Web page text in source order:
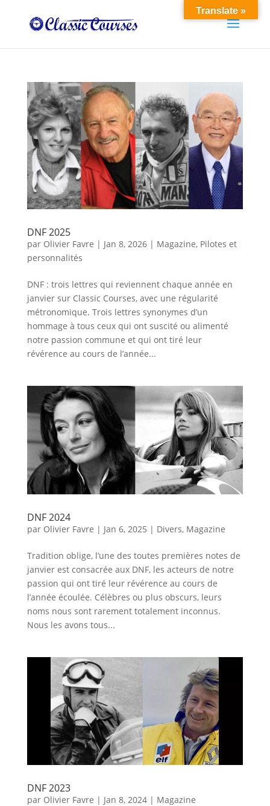
DNF 2025
par Olivier Favre | Jan 8, 2026| Magazine, Pilotes et
personnalités
DNF : trois lettres qui reviennent chaque année en
janvier sur Classic Courses, avec une régularité
métronomique. Trois lettres synonymes d’un
hommage à tous ceux qui ont suscité ou alimenté
notre passion commune et qui ont tiré leur
révérence au cours de l’année...
DNF 2024
par Olivier Favre | Jan 6, 2025 | Divers, Magazine
Tradition oblige, l’une des toutes premières notes de
janvier est consacrée aux DNF, les acteurs de notre
passion qui ont tiré leur révérence au cours de
l’année écoulée. Célèbres ou plus obscurs, leurs
noms nous sont rarement totalement inconnus.
Nous les avons tous...
DNF 2023
par Olivier Favre | Jan 8, 2024| Magazine
Translate »